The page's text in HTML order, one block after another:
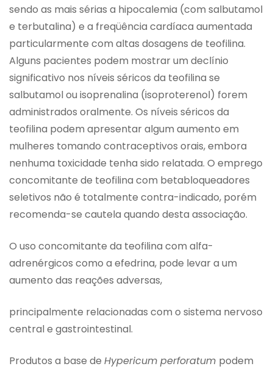
sendo as mais sérias a hipocalemia (com salbutamol
e terbutalina) e a freqüência cardíaca aumentada
particularmente com altas dosagens de teofilina.
Alguns pacientes podem mostrar um declínio
significativo nos níveis séricos da teofilina se
salbutamol ou isoprenalina (isoproterenol) forem
administrados oralmente. Os níveis séricos da
teofilina podem apresentar algum aumento em
mulheres tomando contraceptivos orais, embora
nenhuma toxicidade tenha sido relatada. O emprego
concomitante de teofilina com betabloqueadores
seletivos não é totalmente contra-indicado, porém
recomenda-se cautela quando desta associação.
O uso concomitante da teofilina com alfa-
adrenérgicos como a efedrina, pode levar a um
aumento das reações adversas,
principalmente relacionadas com o sistema nervoso
central e gastrointestinal.
Produtos a base de Hypericum perforatum podem